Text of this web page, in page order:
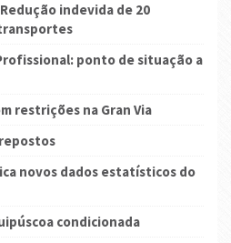
indevida de 20
ponto de situação a
restrições na Gran Via
novos dados estatísticos do
condicionada